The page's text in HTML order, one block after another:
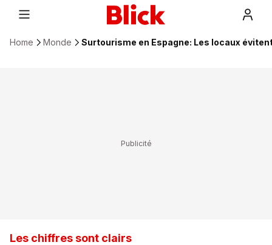
Home Monde Surtourisme en Espagne: Les locaux
Les chiffres sont clairs